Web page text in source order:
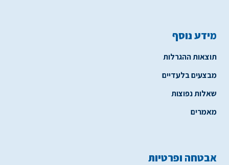
מידע נוסף
תוצאות ההגרלות
מבצעים בלעדיים
שאלות נפוצות
מאמרים
אבטחה ופרטיות